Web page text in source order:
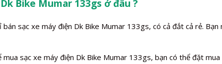
Bike Mumar 133gs ở đâu ?
sạc xe máy điện Dk Bike Mumar 133gs, có cả đắt cả rẻ.
sạc xe máy điện Dk Bike Mumar 133gs, bạn có thể đặt